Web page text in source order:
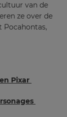
van de
ze over de
Pocahontas,
Pixar